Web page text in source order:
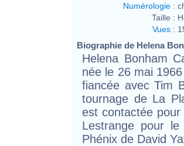
Numérologie :
Taille :
Vues :
Biographie de Helena
Helena Bonham
née le 26 mai
fiancée avec Tim
tournage de La
est contactée
Lestrange pour
Phénix de David